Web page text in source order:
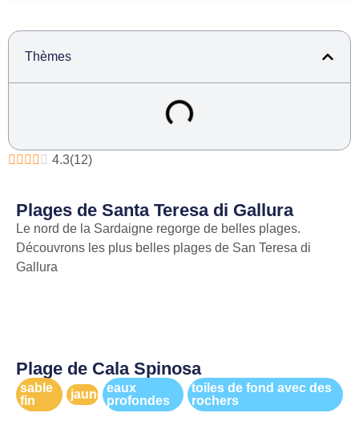
Thèmes
4.3(12)
Plages de Santa Teresa di Gallura
Le nord de la Sardaigne regorge de belles plages.
Découvrons les plus belles plages de San Teresa di
Gallura
Plage de Cala Spinosa
sable
fin
jaune eaux
profondes
toiles de fond avec des
rochers